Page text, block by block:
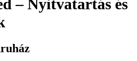
– Nyitvatartás és